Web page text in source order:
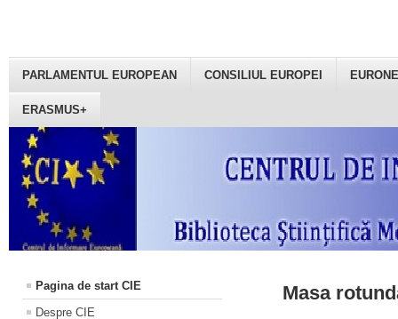
PARLAMENTUL EUROPEAN CONSILIUL EUROPEI
ERASMUS+
Pagina de start CIE
Despre CIE
Masa